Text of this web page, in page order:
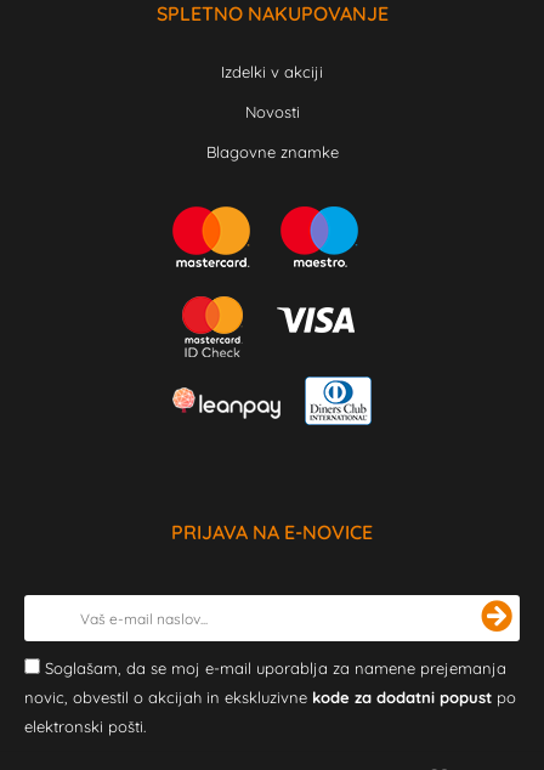
SPLETNO NAKUPOVANJE
Izdelki v akciji
Novosti
Blagovne znamke
PRIJAVA NA E-NOVICE
Soglašam, da se moj e-mail uporablja za namene prejemanja
novic, obvestil o akcijah in ekskluzivne kode za dodatni popust po
elektronski pošti.